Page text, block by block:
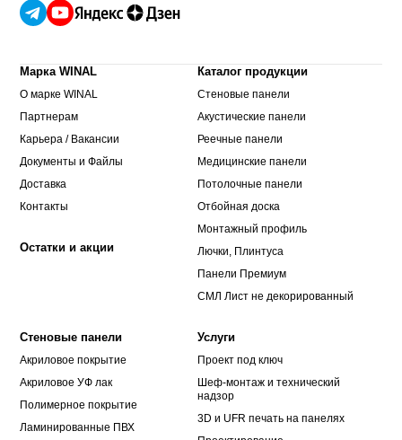
Марка WINAL
О марке WINAL
Партнерам
Карьера / Вакансии
Документы и Файлы
Доставка
Контакты
Остатки и акции
Каталог продукции
Стеновые панели
Акустические панели
Реечные панели
Медицинские панели
Потолочные панели
Отбойная доска
Монтажный профиль
Лючки, Плинтуса
Панели Премиум
СМЛ Лист не декорированный
Стеновые панели
Акриловое покрытие
Акриловое УФ лак
Полимерное покрытие
Ламинированные ПВХ
Услуги
Проект под ключ
Шеф-монтаж и технический
надзор
3D и UFR печать на панелях